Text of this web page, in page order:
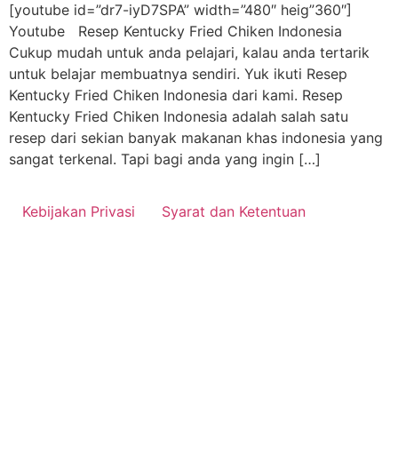
[youtube id=”dr7-iyD7SPA” width=”480″ heig”360″]
Youtube Resep Kentucky Fried Chiken Indonesia
Cukup mudah untuk anda pelajari, kalau anda tertarik
untuk belajar membuatnya sendiri. Yuk ikuti Resep
Kentucky Fried Chiken Indonesia dari kami. Resep
Kentucky Fried Chiken Indonesia adalah salah satu
resep dari sekian banyak makanan khas indonesia yang
sangat terkenal. Tapi bagi anda yang ingin […]
Kebijakan Privasi Syarat dan Ketentuan